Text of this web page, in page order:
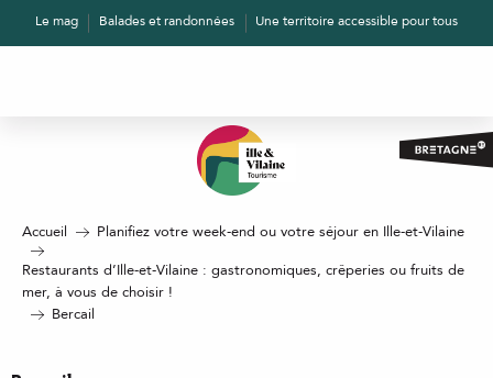
AllerLe mag Balades et randonnées Une territoire accessible pour tous
Accueil
Planifiez votre week-end ou votre séjour en Ille-et-Vilaine
Restaurants d’Ille-et-Vilaine : gastronomiques, crêperies ou fruits de
mer, à vous de choisir !
Bercail